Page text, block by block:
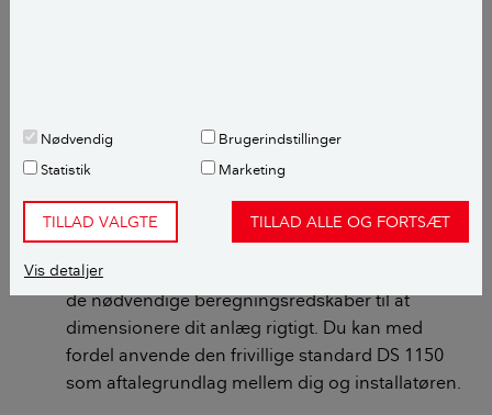
Nødvendig
Brugerindstillinger
Statistik
Marketing
TILLAD VALGTE TILLAD ALLE OG FORTSÆT
Vis detaljer
varmepumpe.
Kontakt altid en installatør, der er
VE-godkendteller med ivarmepumpeordningen
VPO
de nødvendige beregningsredskaber til at
dimensionere dit anlæg rigtigt. Du kan med
fordel anvende den frivillige standard DS 1150
som aftalegrundlag mellem dig og installatøren.